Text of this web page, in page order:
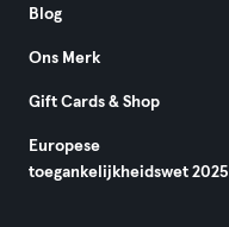
Blog
Ons Merk
Gift Cards & Shop
Europese
toegankelijkheidswet 2025